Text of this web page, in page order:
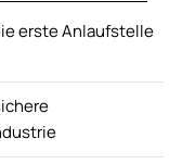
erste Anlaufstelle